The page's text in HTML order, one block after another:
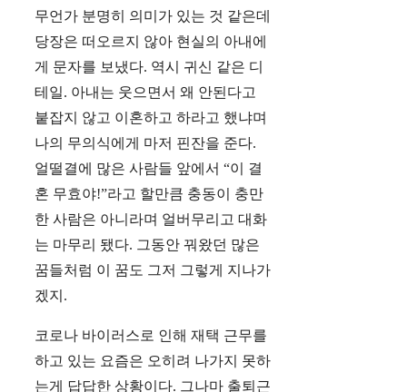
무언가 분명히 의미가 있는 것 같은데
당장은 떠오르지 않아 현실의 아내에
게 문자를 보냈다. 역시 귀신 같은 디
테일. 아내는 웃으면서 왜 안된다고
붙잡지 않고 이혼하고 하라고 했냐며
나의 무의식에게 마저 핀잔을 준다.
얼떨결에 많은 사람들 앞에서 “이 결
혼 무효야!”라고 할만큼 충동이 충만
한 사람은 아니라며 얼버무리고 대화
는 마무리 됐다. 그동안 꿔왔던 많은
꿈들처럼 이 꿈도 그저 그렇게 지나가
겠지.
코로나 바이러스로 인해 재택 근무를
하고 있는 요즘은 오히려 나가지 못하
는게 답답한 상황이다. 그나마 출퇴근